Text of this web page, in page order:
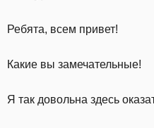
Ребята, всем привет!
Какие вы замечательные!
Я так довольна здесь